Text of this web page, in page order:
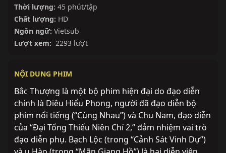
Thời lượng: 45 phút/tập
Chất lượng: HD
Ngôn ngữ: Vietsub
Lượt xem: 2293 lượt
NỘI DUNG PHIM
Bắc Thượng là một bộ phim hiện đại do đạo diễn
chính là Diêu Hiểu Phong, người đã đạo diễn bộ
phim nổi tiếng (“Cùng Nhau”) và Chu Nam, đạo diễn
của “Đại Tống Thiếu Niên Chí 2,” đảm nhiệm vai trò
đạo diễn phụ. Bạch Lộc (trong “Cảnh Sát Vinh Dự”)